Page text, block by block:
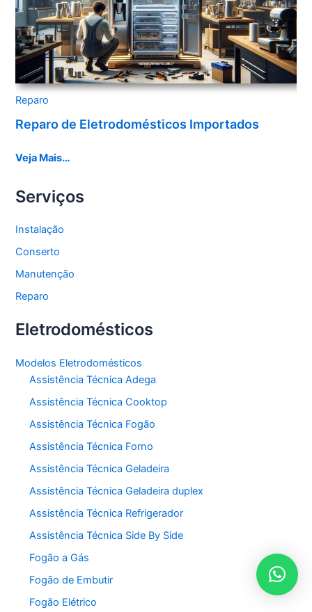
Reparo
Reparo de Eletrodomésticos Importados
Veja Mais…
Serviços
Instalação
Conserto
Manutenção
Reparo
Eletrodomésticos
Modelos Eletrodomésticos
Assistência Técnica Adega
Assistência Técnica Cooktop
Assistência Técnica Fogão
Assistência Técnica Forno
Assistência Técnica Geladeira
Assistência Técnica Geladeira duplex
Assistência Técnica Refrigerador
Assistência Técnica Side By Side
Fogão a Gás
Fogão de Embutir
Fogão Elétrico